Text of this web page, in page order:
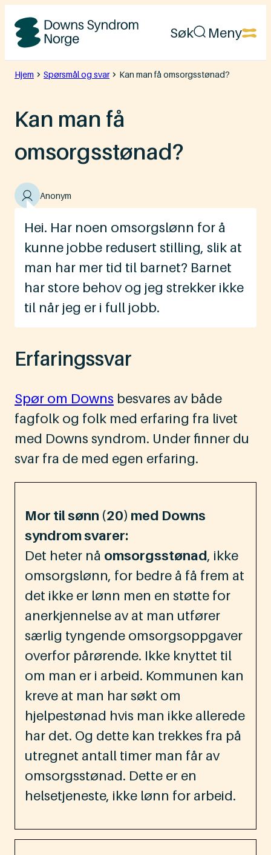
Hopp
Downs
Syndrom
Søk Meny
Hjem Spørsmål og svar Kan man få omsorgsstønad?
Kan man få
omsorgsstønad?
Hei. Har noen omsorgslønn for å
kunne jobbe redusert stilling, slik at
man har mer tid til barnet? Barnet
har store behov og jeg strekker ikke
til når jeg er i full jobb.
Anonym
Erfaringssvar
Spør om Downs besvares av både
fagfolk og folk med erfaring fra livet
med Downs syndrom. Under finner du
svar fra de med egen erfaring.
Mor til sønn (20) med Downs
syndrom svarer:
Det heter nå omsorgsstønad, ikke
omsorgslønn, for bedre å få frem at
det ikke er lønn men en støtte for
anerkjennelse av at man utfører
særlig tyngende omsorgsoppgaver
overfor pårørende. Ikke knyttet til
om man er i arbeid. Kommunen kan
kreve at man har søkt om
hjelpestønad hvis man ikke allerede
har det. Og dette kan trekkes fra på
utregnet antall timer man får av
omsorgsstønad. Dette er en
helsetjeneste, ikke lønn for arbeid.